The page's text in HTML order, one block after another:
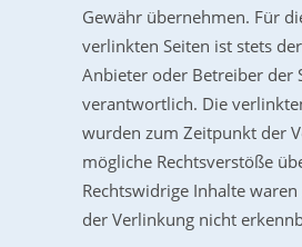
Gewähr übernehmen. Für
verlinkten Seiten ist stets
Anbieter oder Betreiber der
verantwortlich. Die
wurden zum Zeitpunkt der
mögliche Rechtsverstöße
Rechtswidrige Inhalte
der Verlinkung nicht